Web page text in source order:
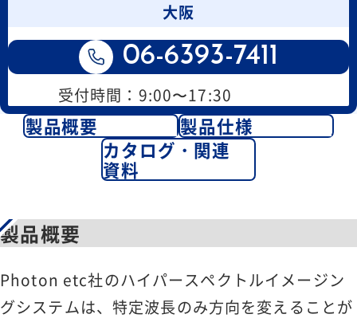
大阪
06-6393-7411
受付時間：9:00〜17:30
製品概要
製品仕様
カタログ・関連
資料
製品概要
Photon etc社のハイパースペクトルイメージン
グシステムは、特定波長のみ方向を変えることが